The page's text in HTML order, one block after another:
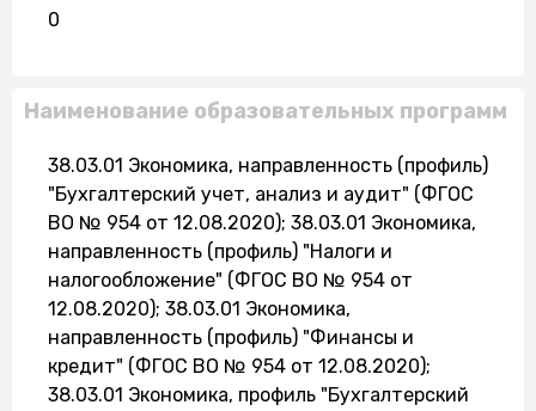
0
Наименование образовательных программ
38.03.01 Экономика, направленность (профиль)
"Бухгалтерский учет, анализ и аудит" (ФГОС
ВО № 954 от 12.08.2020); 38.03.01 Экономика,
направленность (профиль) "Налоги и
налогообложение" (ФГОС ВО № 954 от
12.08.2020); 38.03.01 Экономика,
направленность (профиль) "Финансы и
кредит" (ФГОС ВО № 954 от 12.08.2020);
38.03.01 Экономика, профиль "Бухгалтерский